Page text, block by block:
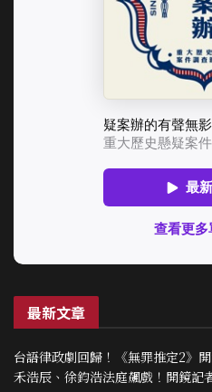
最新文章
台語律政劇回歸！《無罪推定2》
禾浩辰、徐鈞浩法庭飆戲！開鏡記